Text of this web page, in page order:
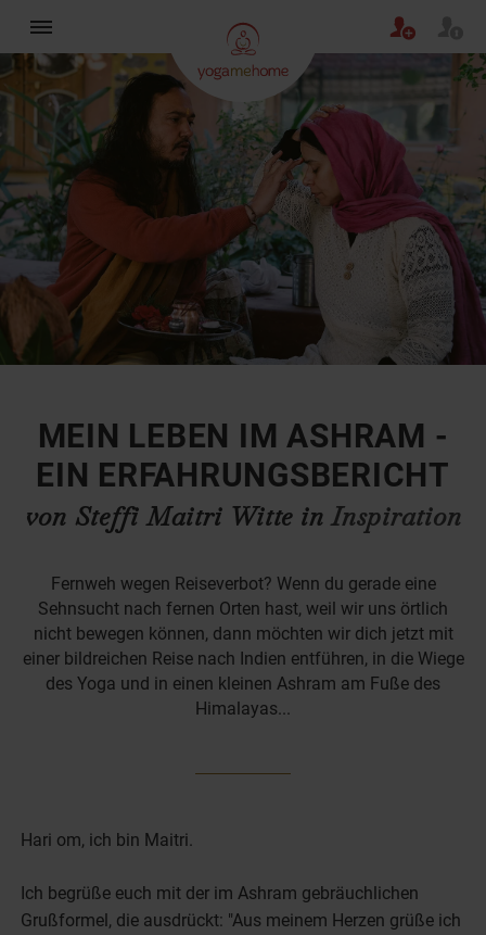
MEIN LEBEN IM ASHRAM -
EIN ERFAHRUNGSBERICHT
von Steffi Maitri Witte inInspiration
Fernweh wegen Reiseverbot? Wenn du gerade eine
Sehnsucht nach fernen Orten hast, weil wir uns örtlich
nicht bewegen können, dann möchten wir dich jetzt mit
einer bildreichen Reise nach Indien entführen, in die Wiege
des Yoga und in einen kleinen Ashram am Fuße des
Himalayas...
Hari om, ich bin Maitri.
Ich begrüße euch mit der im Ashram gebräuchlichen
Grußformel, die ausdrückt: "Aus meinem Herzen grüße ich
×